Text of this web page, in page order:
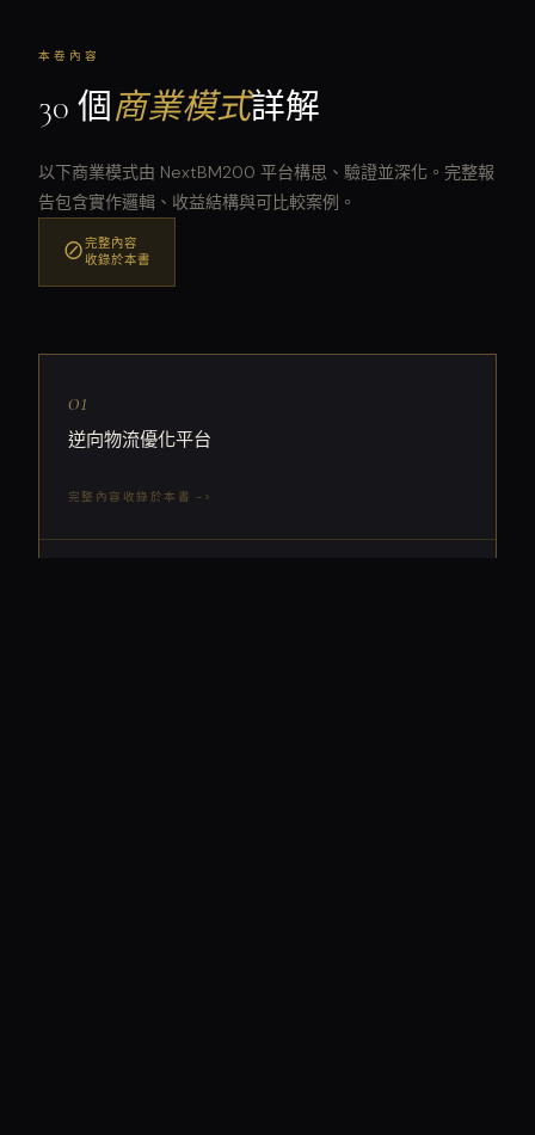
本卷內容
30 個 商業模式詳解
以下商業模式由 NextBM200 平台構思、驗證並深化。完整報
告包含實作邏輯、收益結構與可比較案例。
⊘完整內容
收錄於本書
01
逆向物流優化平台
完整內容收錄於本書 ->